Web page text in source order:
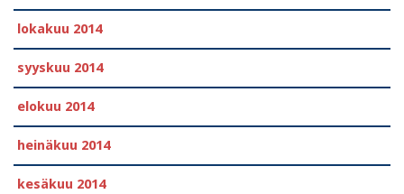
lokakuu 2014
syyskuu 2014
elokuu 2014
heinäkuu 2014
kesäkuu 2014